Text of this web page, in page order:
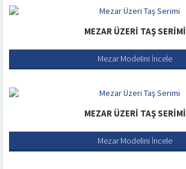
MEZAR ÜZERI TAŞ SERIMI
Mezar Modelini İncele
MEZAR ÜZERI TAŞ SERIMI
Mezar Modelini İncele